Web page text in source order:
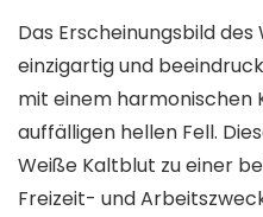
Das Erscheinungsbild
einzigartig und
mit einem harmonischen
auffälligen hellen Fell.
Weiße Kaltblut zu einer
Freizeit- und